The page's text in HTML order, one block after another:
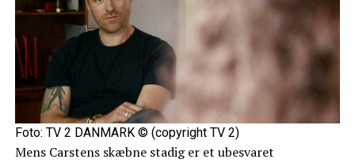
Foto: TV 2 DANMARK © (copyright TV 2)
Mens Carstens skæbne stadig er et ubesvaret